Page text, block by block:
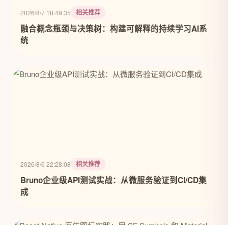
2026/8/7 18:49:35 相关推荐
融合概念瓶颈与决策树：构建可解释的持续学习AI系
统
2026/8/6 22:28:08 相关推荐
Bruno企业级API测试实战：从微服务验证到CI/CD集
成